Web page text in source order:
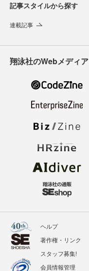
記事スタイルから探す
連載記事
翔泳社のWebメディア
ヘルプ
著作権・リンク
スタッフ募集!
会員情報管理